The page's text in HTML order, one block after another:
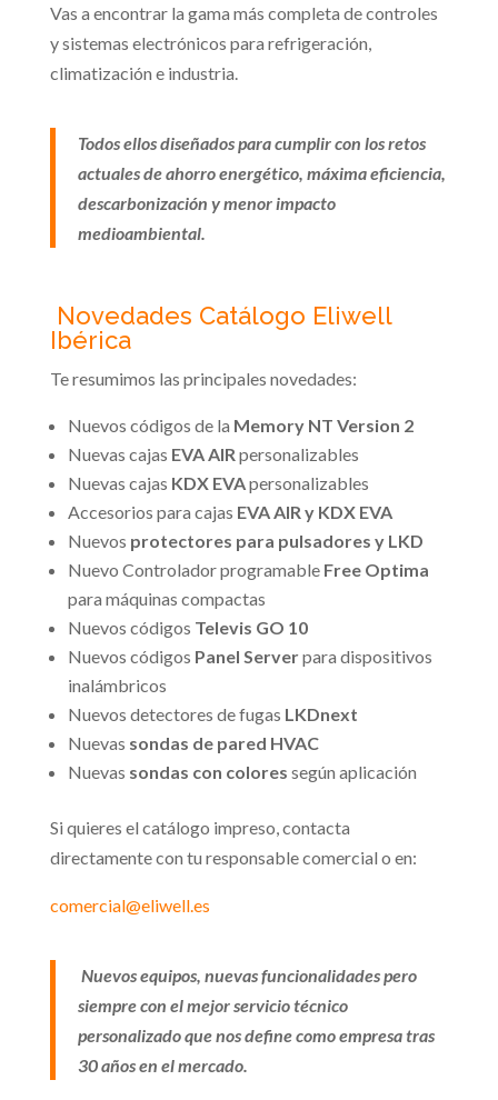
Vas a encontrar la gama más completa de controles
y sistemas electrónicos para refrigeración,
climatización e industria.
Todos ellos diseñados para cumplir con los retos
actuales de ahorro energético, máxima eficiencia,
descarbonización y menor impacto
medioambiental.
Novedades Catálogo Eliwell
Ibérica
Te resumimos las principales novedades:
Nuevos códigos de la Memory NT Version 2
Nuevas cajas EVA AIR personalizables
Nuevas cajas KDX EVApersonalizables
Accesorios para cajas EVA AIR y KDX EVA
Nuevos protectores para pulsadores y LKD
Nuevo Controlador programable Free Optima
para máquinas compactas
Nuevos códigos Televis GO 10
Nuevos códigos Panel Serverpara dispositivos
inalámbricos
Nuevos detectores de fugas LKDnext
Nuevas sondas de pared HVAC
Nuevas sondas con colores según aplicación
Si quieres el catálogo impreso, contacta
directamente con tu responsable comercial o en:
comercial@eliwell.es
Nuevos equipos, nuevas funcionalidades pero
siempre con el mejor servicio técnico
personalizado que nos define como empresa tras
30 años en el mercado.